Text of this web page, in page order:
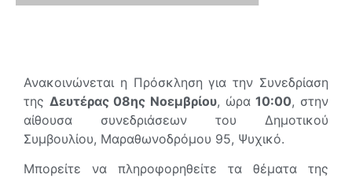
Ανακοινώνεται η Πρόσκληση για την Συνεδρίαση
της Δευτέρας 08ης Νοεμβρίου, ώρα10:00, στην
αίθουσα συνεδριάσεων του Δημοτικού
Συμβουλίου, Μαραθωνοδρόμου 95, Ψυχικό.
Μπορείτε να πληροφορηθείτε τα θέματα της